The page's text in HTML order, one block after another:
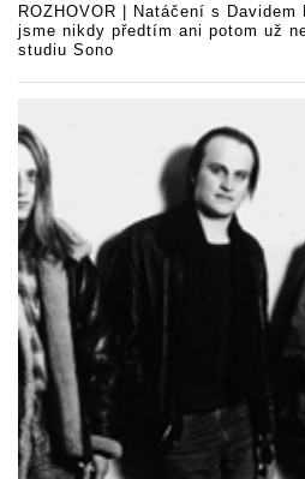
ROZHOVOR | Natáčení s Davidem
jsme nikdy předtím ani potom už
studiu Sono